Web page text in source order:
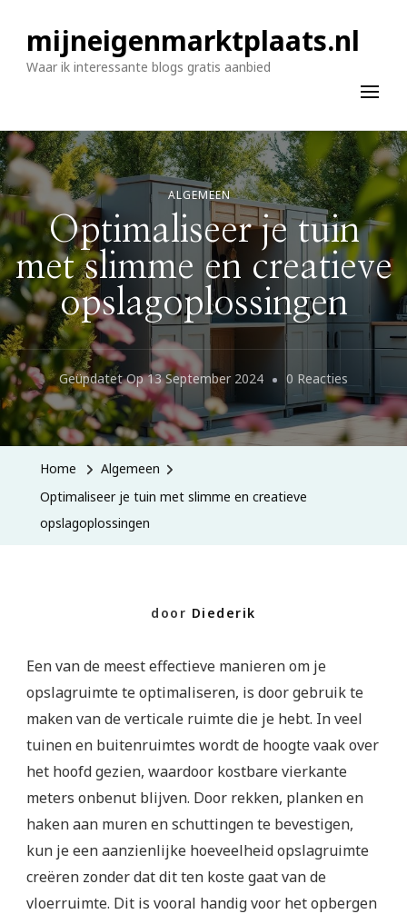
mijneigenmarktplaats.nl
Waar ik interessante blogs gratis aanbied
ALGEMEEN
Optimaliseer je tuin
met slimme en creatieve
opslagoplossingen
Geüpdatet Op13 September 2024 0 Reacties
Je
Home
Algemeen
Optimaliseer je tuin met slimme en creatieve
opslagoplossingen
door Diederik
Een van de meest effectieve manieren om je
opslagruimte te optimaliseren, is door gebruik te
maken van de verticale ruimte die je hebt. In veel
tuinen en buitenruimtes wordt de hoogte vaak over
het hoofd gezien, waardoor kostbare vierkante
meters onbenut blijven. Door rekken, planken en
haken aan muren en schuttingen te bevestigen,
kun je een aanzienlijke hoeveelheid opslagruimte
creëren zonder dat dit ten koste gaat van de
vloerruimte. Dit is vooral handig voor het opbergen